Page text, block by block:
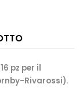
pz per il
Rivarossi).